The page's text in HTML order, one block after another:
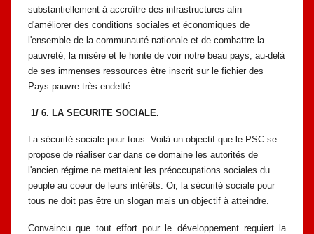
substantiellement à accroître des infrastructures afin
d'améliorer des conditions sociales et économiques de
l'ensemble de la communauté nationale et de combattre la
pauvreté, la misère et le honte de voir notre beau pays, au-delà
de ses immenses ressources être inscrit sur le fichier des
Pays pauvre très endetté.
1/ 6. LA SECURITE SOCIALE.
La sécurité sociale pour tous. Voilà un objectif que le PSC se
propose de réaliser car dans ce domaine les autorités de
l'ancien régime ne mettaient les préoccupations sociales du
peuple au coeur de leurs intérêts. Or, la sécurité sociale pour
tous ne doit pas être un slogan mais un objectif à atteindre.
Convaincu que tout effort pour le développement requiert la